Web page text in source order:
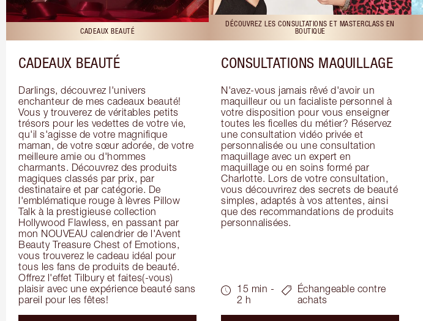
CADEAUX BEAUTÉ
CADEAUX BEAUTÉ
Darlings, découvrez l'univers
enchanteur de mes cadeaux beauté!
Vous y trouverez de véritables petits
trésors pour les vedettes de votre vie,
qu'il s'agisse de votre magnifique
maman, de votre sœur adorée, de votre
meilleure amie ou d'hommes
charmants. Découvrez des produits
magiques classés par prix, par
destinataire et par catégorie. De
l'emblématique rouge à lèvres Pillow
Talk à la prestigieuse collection
Hollywood Flawless, en passant par
mon NOUVEAU calendrier de l'Avent
Beauty Treasure Chest of Emotions,
vous trouverez le cadeau idéal pour
tous les fans de produits de beauté.
Offrez l'effet Tilbury et faites(-vous)
plaisir avec une expérience beauté sans
pareil pour les fêtes!
DÉCOUVREZ LES CONSULTATIONS ET MASTERCLASS EN
BOUTIQUE
CONSULTATIONS MAQUILLAGE
N'avez-vous jamais rêvé d'avoir un
maquilleur ou un facialiste personnel à
votre disposition pour vous enseigner
toutes les ficelles du métier? Réservez
une consultation vidéo privée et
personnalisée ou une consultation
maquillage avec un expert en
maquillage ou en soins formé par
Charlotte. Lors de votre consultation,
vous découvrirez des secrets de beauté
simples, adaptés à vos attentes, ainsi
que des recommandations de produits
personnalisées.
15 min -
2 h
Échangeable contre
achats